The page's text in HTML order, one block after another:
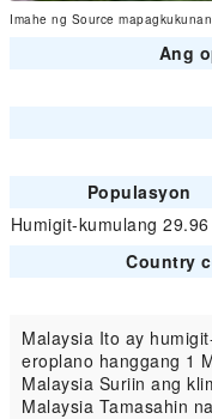
Imahe ng Source
Ang
Populasyon
Humigit-kumulang
Country
Malaysia Ito ay
eroplano hanggang 1
Malaysia Suriin ang
Malaysia Tamasahin